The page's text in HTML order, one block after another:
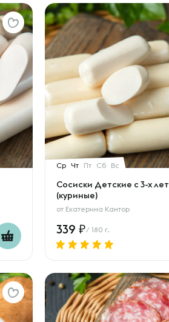
Ср Чт Пт Сб Вс
Сосиски Детские с 3-х лет
(куриные)
от Екатерина Кантор
339 / 180 г.